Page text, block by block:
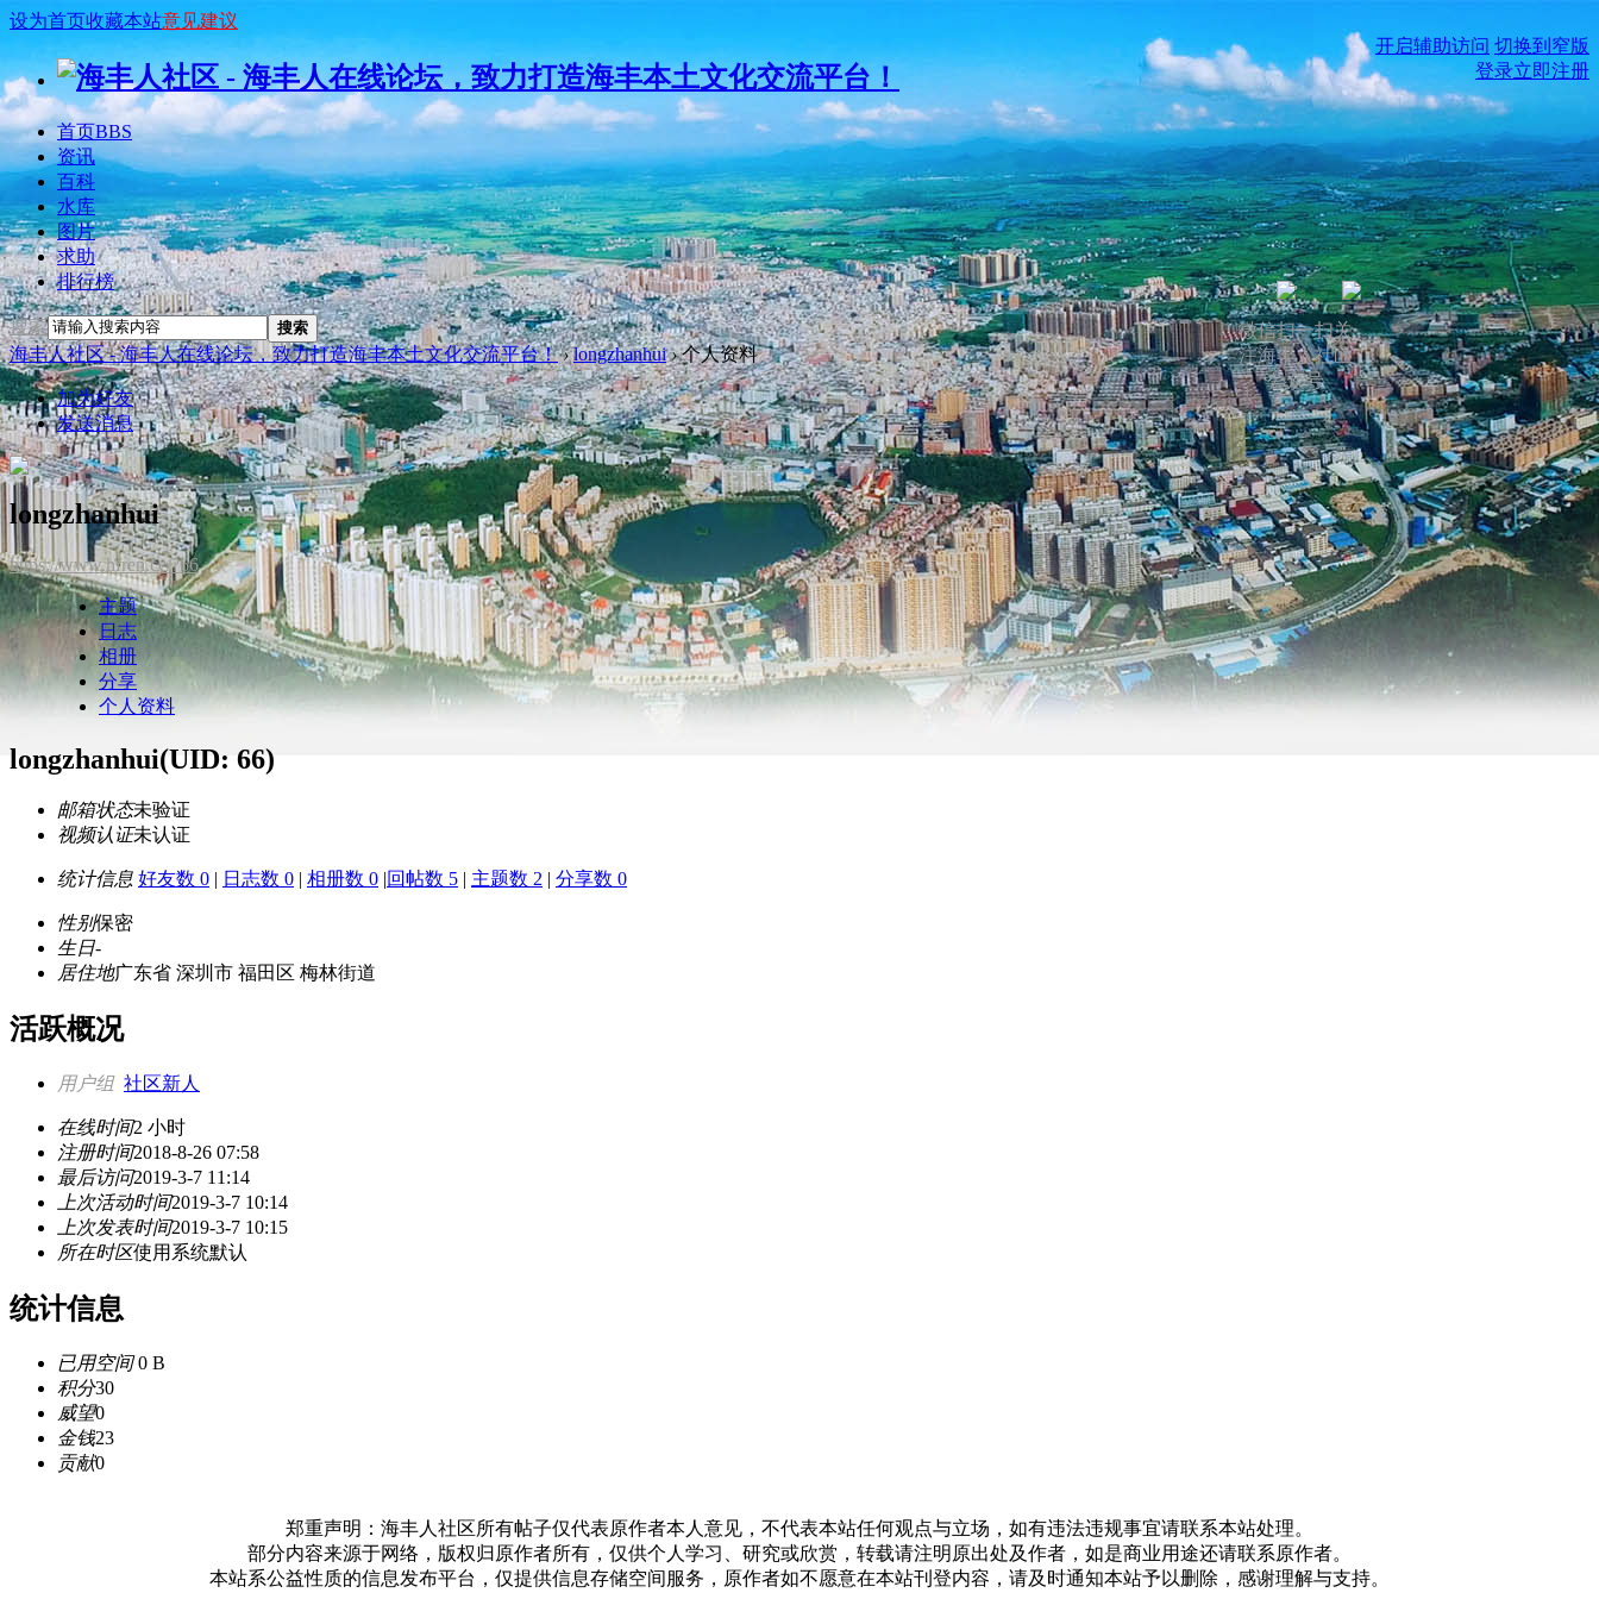
设为首页收藏本站意见建议
开启辅助访问 切换到窄版
登录立即注册
首页BBS
资讯
百科
水库
图片
求助
排行榜
搜索 搜索
海丰人社区 - 海丰人在线论坛，致力打造海丰本土文化交流平台！ › longzhanhui ›个人资料
加为好友
发送消息
longzhanhui
https://www.hfren.cc/?66
主题
日志
相册
分享
个人资料
longzhanhui(UID: 66)
邮箱状态未验证
视频认证未认证
统计信息 好友数 0 | 日志数 0 | 相册数 0 |回帖数 5 | 主题数 2 | 分享数 0
性别保密
生日-
居住地广东省 深圳市 福田区 梅林街道
活跃概况
用户组 社区新人
在线时间2 小时
注册时间2018-8-26 07:58
最后访问2019-3-7 11:14
上次活动时间2019-3-7 10:14
上次发表时间2019-3-7 10:15
所在时区使用系统默认
统计信息
已用空间0 B
积分30
威望0
金钱23
贡献0
微信扫一扫关
注海丰人社区
公众号
郑重声明：海丰人社区所有帖子仅代表原作者本人意见，不代表本站任何观点与立场，如有违法违规事宜请联系本站处理。
部分内容来源于网络，版权归原作者所有，仅供个人学习、研究或欣赏，转载请注明原出处及作者，如是商业用途还请联系原作者。
本站系公益性质的信息发布平台，仅提供信息存储空间服务，原作者如不愿意在本站刊登内容，请及时通知本站予以删除，感谢理解与支持。